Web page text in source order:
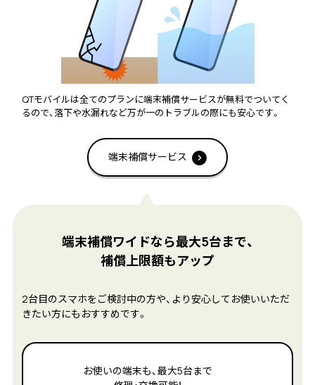
QTモバイルは全てのプランに端末補償サービスが無料でついてく
るので、落下や水漏れなど万が一のトラブルの際にも安心です。
端末補償サービス
端末補償ワイドなら最大5台まで、
補償上限額もアップ
2台目のスマホをご検討中の方や、より安心してお使いいただ
きたい方にもおすすめです。
お使いの端末も、最大5台まで